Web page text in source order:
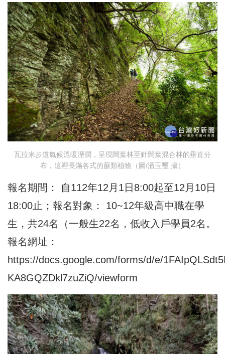
瓦拉米步道氣候溫暖溼潤，呈現闊葉林至針闊葉混合林的垂直分
布，這裡長滿各式的蕨類植物（圖/潘玉璽 攝）
報名期間： 自112年12月1日8:00起至12月10日
18:00止；報名對象： 10~12年級高中職在學
生，共24名（一般生22名，低收入戶學員2名。
報名網址：
https://docs.google.com/forms/d/e/
KA8GQZDkl7zuZiQ/viewform